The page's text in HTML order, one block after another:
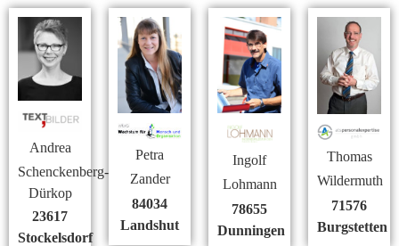
Andrea
Schenckenberg-
Dürkop
23617
Stockelsdorf
Petra
Zander
84034
Landshut
Ingolf
Lohmann
78655
Dunningen
Thomas
Wildermuth
71576
Burgstetten